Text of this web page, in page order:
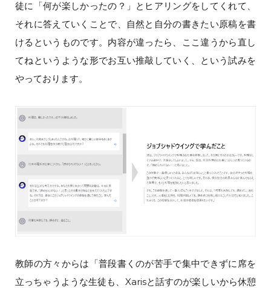
徒に「何が楽しかったの？」とヒアリングをしてくれて、
それに答えていくことで、自然と自分の書きたい原稿を書
けるというものです。内容が違ったら、ここ違うから直し
てねというような形でお互い推敲していく、という試みを
やっております。
教師の方々からは「普段書くのが苦手で集中できずに席を
立っちゃうような生徒も、Xarisと話すのが楽しいから休憩